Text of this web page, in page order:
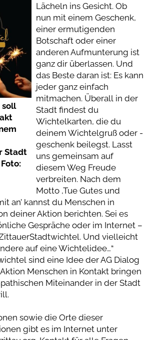
soll
Stadt
Lächeln ins Gesicht. Ob
nun mit einem Geschenk,
einer ermutigenden
Botschaft oder einer
anderen Aufmunterung ist
ganz dir überlassen. Und
das Beste daran ist: Es kann
jeder ganz einfach
mitmachen. Überall in der
Stadt findest du
Wichtelkarten, die du
deinem Wichtelgruß oder -
geschenk beilegst. Lasst
uns gemeinsam auf
diesem Weg Freude
verbreiten. Nach dem
Motto ,Tue Gutes und
an’ kannst du Menschen in
deiner Aktion berichten. Sei es
Gespräche oder im Internet –
Und vielleicht
auf eine Wichtelidee…“
sind eine Idee der AG Dialog
Menschen in Kontakt bringen
Miteinander in der Stadt
sowie die Orte dieser
gibt es im Internet unter